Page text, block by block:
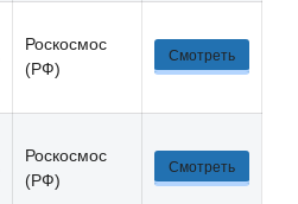
Роскосмос
(РФ)
Смотреть
Роскосмос
(РФ)
Смотреть